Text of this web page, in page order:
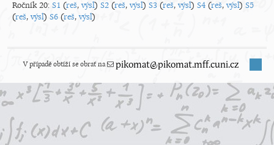
Ročník 20: S1 (reš,výsl) S2 (reš,výsl) S3 (reš,výsl) S4 (reš,výsl) S5
(reš,výsl) S6 (reš,výsl)
V případě obtíží se obrať na